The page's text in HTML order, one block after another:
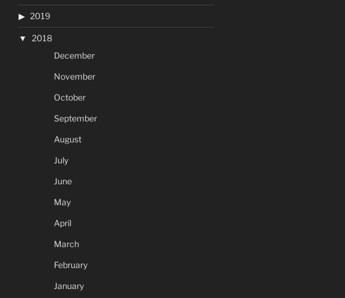
2019
2018
December
November
October
September
August
July
June
May
April
March
February
January